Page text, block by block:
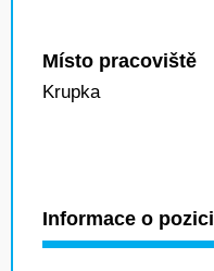
Místo pracoviště
Krupka
Informace o pozici